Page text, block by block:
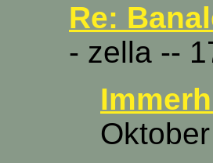
Re:
- zella --